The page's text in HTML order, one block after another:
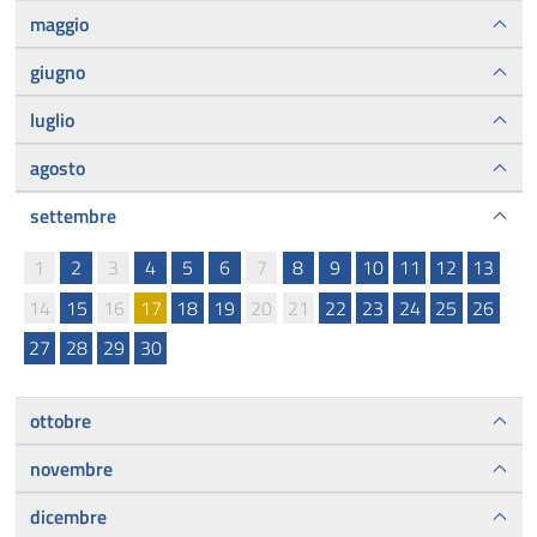
maggio
giugno
luglio
agosto
settembre
1
2 3 4 5 6 7 8 9 10 11 12
13
14
15 16 17 18 19 20 21 22 23 24 25
26
27
28 29 30
ottobre
novembre
dicembre